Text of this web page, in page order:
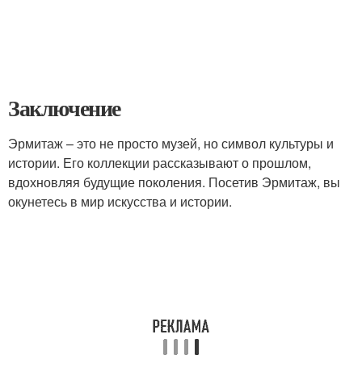
Заключение
Эрмитаж – это не просто музей, но символ культуры и
истории. Его коллекции рассказывают о прошлом,
вдохновляя будущие поколения. Посетив Эрмитаж, вы
окунетесь в мир искусства и истории.